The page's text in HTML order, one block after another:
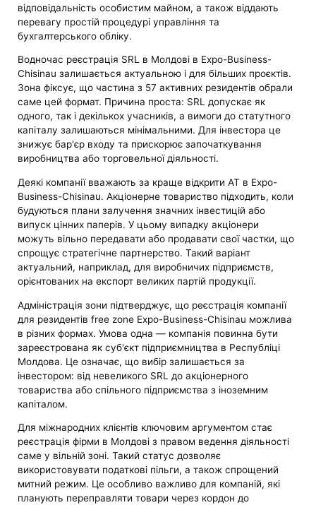
відповідальність особистим майном, а також віддають
перевагу простій процедурі управління та
бухгалтерського обліку.
Водночас реєстрація SRL в Молдові в Expo-Business-
Chisinau залишається актуальною і для більших проєктів.
Зона фіксує, що частина з 57 активних резидентів обрали
саме цей формат. Причина проста: SRL допускає як
одного, так і декількох учасників, а вимоги до статутного
капіталу залишаються мінімальними. Для інвестора це
знижує бар'єр входу та прискорює започаткування
виробництва або торговельної діяльності.
Деякі компанії вважають за краще відкрити АТ в Expo-
Business-Chisinau. Акціонерне товариство підходить, коли
будуються плани залучення значних інвестицій або
випуск цінних паперів. У цьому випадку акціонери
можуть вільно передавати або продавати свої частки, що
спрощує стратегічне партнерство. Такий варіант
актуальний, наприклад, для виробничих підприємств,
орієнтованих на експорт великих партій продукції.
Адміністрація зони підтверджує, що реєстрація компанії
для резидентів free zone Expo-Business-Chisinau можлива
в різних формах. Умова одна — компанія повинна бути
зареєстрована як суб'єкт підприємництва в Республіці
Молдова. Це означає, що вибір залишається за
інвестором: від невеликого SRL до акціонерного
товариства або спільного підприємства з іноземним
капіталом.
Для міжнародних клієнтів ключовим аргументом стає
реєстрація фірми в Молдові з правом ведення діяльності
саме у вільній зоні. Такий статус дозволяє
використовувати податкові пільги, а також спрощений
митний режим. Це особливо важливо для компаній, які
планують переправляти товари через кордон до